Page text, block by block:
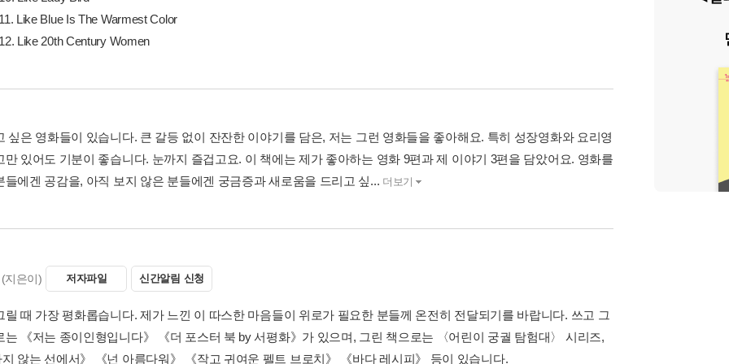
Like Blue Is The Warmest Color
Like 20th Century Women
싶은 영화들이 있습니다. 큰 갈등 없이 잔잔한 이야기를 담은, 저는 그런 영화들을 좋아해요. 특히 성장영화와 요리영
만 있어도 기분이 좋습니다. 눈까지 즐겁고요. 이 책에는 제가 좋아하는 영화 9편과 제 이야기 3편을 담았어요. 영화를
들에겐 공감을, 아직 보지 않은 분들에겐 궁금증과 새로움을 드리고 싶... 더보기
(지은이) 저자파일 신간알림 신청
릴 때 가장 평화롭습니다. 제가 느낀 이 따스한 마음들이 위로가 필요한 분들께 온전히 전달되기를 바랍니다. 쓰고 그
는 《저는 종이인형입니다》 《더 포스터 북 by 서평화》가 있으며, 그린 책으로는 〈어린이 궁궐 탐험대〉 시리즈,
않는 선에서》 《넌 아름다워》 《작고 귀여운 펠트 브로치》 《바다 레시피》 등이 있습니다.